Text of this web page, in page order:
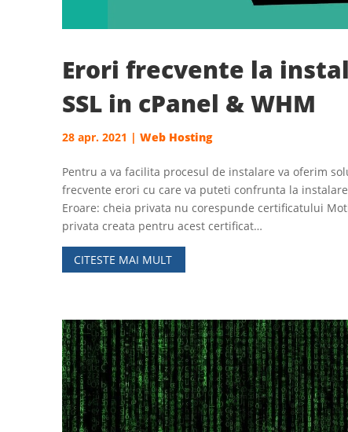
Erori frecvente la
SSL in cPanel & WHM
28 apr. 2021 | Web Hosting
Pentru a va facilita procesul de instalare va oferim
frecvente erori cu care va puteti confrunta la
Eroare: cheia privata nu corespunde certificatului
privata creata pentru acest certificat…
CITESTE MAI MULT